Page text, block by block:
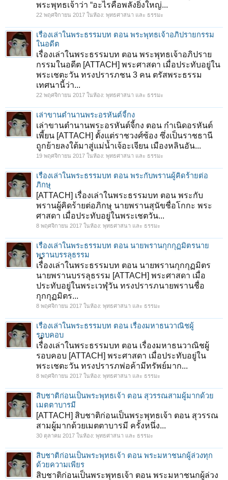
พระพุทธเจ้าว่า “อะไรคือพลังยิ่งใหญ่...
22 พฤศจิกายน 2017 ในห้อง: พุทธศาสนา และ ธรรมะ
เรื่องเล่าในพระธรรมบท ตอน พระพุทธเจ้าอภิปรายกรรม
ในอดีต
เรื่องเล่าในพระธรรมบท ตอน พระพุทธเจ้าอภิปราย
กรรมในอดีต [ATTACH] พระศาสดา เมื่อประทับอยู่ใน
พระเชตะวัน ทรงปรารภชน 3 คน ตรัสพระธรรม
เทศนานี้ว่า...
22 พฤศจิกายน 2017 ในห้อง: พุทธศาสนา และ ธรรมะ
เล่าขานตำนานพระอรหันต์จี้กง
เล่าขานตำนานพระอรหันต์จี้กง ตอน กำเนิดอรหันต์
เพี้ยน [ATTACH] ตั้งแต่ราชวงศ์ซ้อง ซึ่งเป็นราชธานี
ถูกย้ายลงใต้มาสู่แม่น้ำเจ้อะเจียน เมืองหลินอัน...
19 พฤศจิกายน 2017 ในห้อง: พุทธศาสนา และ ธรรมะ
เรื่องเล่าในพระธรรมบท ตอน พระกับพรานผู้คิดร้ายต่อ
ภิกษุ
[ATTACH] เรื่องเล่าในพระธรรมบท ตอน พระกับ
พรานผู้คิดร้ายต่อภิกษุ นายพรานสุนัขชื่อโกกะ พระ
ศาสดา เมื่อประทับอยู่ในพระเชตวัน...
8 พฤศจิกายน 2017 ในห้อง: พุทธศาสนา และ ธรรมะ
เรื่ืองเล่าในพระธรรมบท ตอน นายพรานกุกกุฏมิตรนาย
พรานบรรลุธรรม
เรื่ืองเล่าในพระธรรมบท ตอน นายพรานกุกกุฏมิตร
นายพรานบรรลุธรรม [ATTACH] พระศาสดา เมื่อ
ประทับอยู่ในพระเวฬุวัน ทรงปรารภนายพรานชื่อ
กุกกุฏมิตร...
8 พฤศจิกายน 2017 ในห้อง: พุทธศาสนา และ ธรรมะ
เรื่ืองเล่าในพระธรรมบท ตอน เรื่องมหาธนวาณิชผู้
รอบคอบ
เรื่ืองเล่าในพระธรรมบท ตอน เรื่องมหาธนวาณิชผู้
รอบคอบ [ATTACH] พระศาสดา เมื่อประทับอยู่ใน
พระเชตะวัน ทรงปรารภพ่อค้ามีทรัพย์มาก...
8 พฤศจิกายน 2017 ในห้อง: พุทธศาสนา และ ธรรมะ
สิบชาติก่อนเป็นพระพุทธเจ้า ตอน สุวรรณสามผู้มากด้วย
เมตตาบารมี
[ATTACH] สิบชาติก่อนเป็นพระพุทธเจ้า ตอน สุวรรณ
สามผู้มากด้วยเมตตาบารมี ครั้งหนึ่ง...
30 ตุลาคม 2017 ในห้อง: พุทธศาสนา และ ธรรมะ
สิบชาติก่อนเป็นพระพุทธเจ้า ตอน พระมหาชนกผู้ล่วงทุก
ด้วยความเพียร
สิบชาติก่อนเป็นพระพุทธเจ้า ตอน พระมหาชนกผู้ล่วง
1 2 3 5